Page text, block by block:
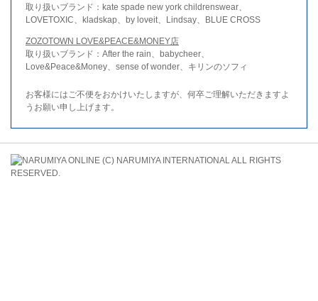
取り扱いブランド：kate spade new york childrenswear、
LOVETOXIC、kladskap、by loveit、Lindsay、BLUE CROSS
ZOZOTOWN LOVE&PEACE&MONEY店
取り扱いブランド：After the rain、babycheer、
Love&Peace&Money、sense of wonder、キリンのソフィ
お客様にはご不便をおかけいたしますが、何卒ご理解いただきますよ
うお願い申し上げます。